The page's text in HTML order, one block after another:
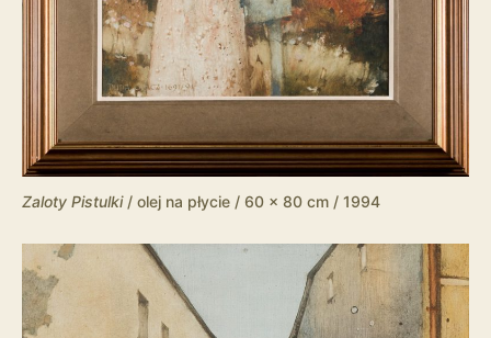
Zaloty Pistulki/ olej na płycie / 60 x 80 cm / 1994